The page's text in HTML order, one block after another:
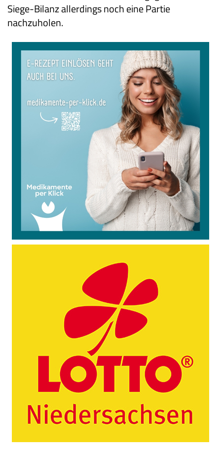
Siege-Bilanz allerdings noch eine Partie
nachzuholen.